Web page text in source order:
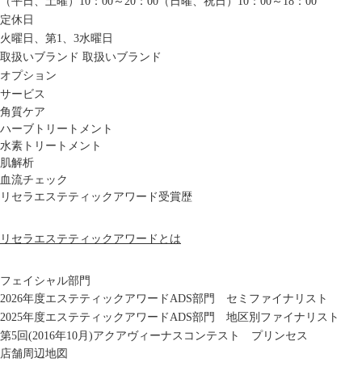
定休日
火曜日、第1、3水曜日
取扱いブランド 取扱いブランド
オプション
サービス
角質ケア
ハーブトリートメント
水素トリートメント
肌解析
血流チェック
リセラエステティックアワード受賞歴
リセラエステティックアワードとは
フェイシャル部門
2026年度エステティックアワードADS部門 セミファイナリスト
2025年度エステティックアワードADS部門 地区別ファイナリスト
第5回(2016年10月)アクアヴィーナスコンテスト プリンセス
店舗周辺地図